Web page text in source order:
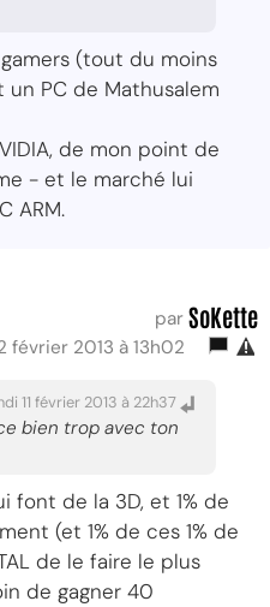
(tout du moins
PC de Mathusalem
de mon point de
- et le marché lui
ARM.
par SoKette
février 2013 à 13h02
11 février 2013 à 22h37
bien trop avec ton
font de la 3D, et 1% de
(et 1% de ces 1% de
de le faire le plus
de gagner 40